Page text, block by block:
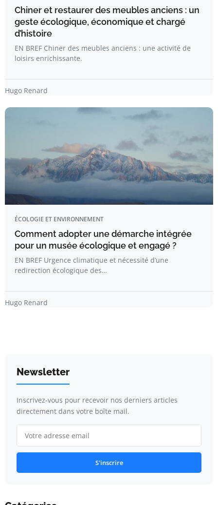
Chiner et restaurer des meubles anciens : un
geste écologique, économique et chargé
d’histoire
EN BREF Chiner des meubles anciens : une activité de
loisirs enrichissante.
Hugo Renard
ÉCOLOGIE ET ENVIRONNEMENT
Comment adopter une démarche intégrée
pour un musée écologique et engagé ?
EN BREF Urgence climatique et nécessité d’une
redirection écologique des…
Hugo Renard
Newsletter
Inscrivez-vous pour recevoir nos derniers articles
directement dans votre boîte mail.
S'inscrire